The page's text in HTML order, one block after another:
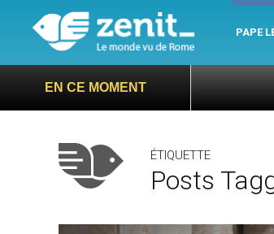
PAPE
EN CE MOMENT
ÉTIQUETTE
Posts